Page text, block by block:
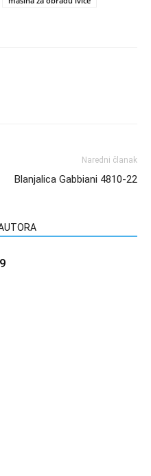
Naredni članak
Blanjalica Gabbiani 4810-22